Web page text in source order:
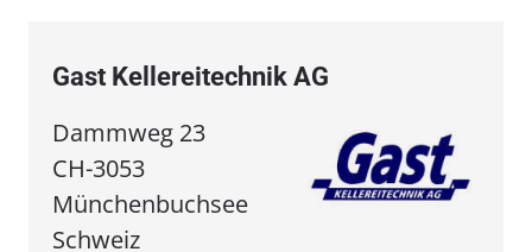
Gast Kellereitechnik AG
Dammweg 23
CH-3053
Münchenbuchsee
Schweiz